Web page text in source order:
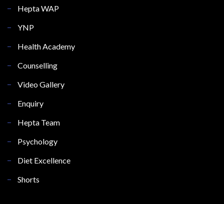
Hepta WAP
YNP
Health Academy
Counselling
Video Gallery
Enquiry
Hepta Team
Psychology
Diet Excellence
Shorts